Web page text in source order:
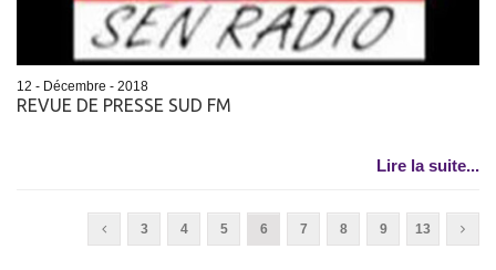
12 - Décembre - 2018
REVUE DE PRESSE SUD FM
Lire la suite...
3 4 5 6 7 8 9 13